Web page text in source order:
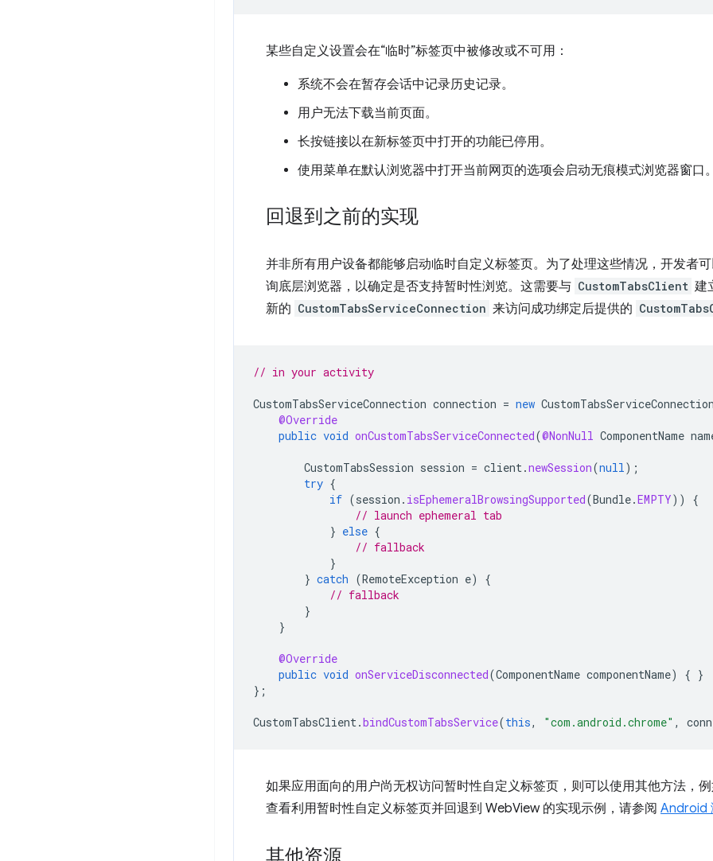
某些自定义设置会在“临时”标签页中被修改或不可用：
系统不会在暂存会话中记录历史记录。
用户无法下载当前页面。
长按链接以在新标签页中打开的功能已停用。
使用菜单在默认浏览器中打开当前网页的选项会启动无痕模式浏览器窗口
回退到之前的实现
并非所有用户设备都能够启动临时自定义标签页。为了处理这些情况，开发者
询底层浏览器，以确定是否支持暂时性浏览。这需要与 CustomTabsClient 建
新的 CustomTabsServiceConnection 来访问成功绑定后提供的
// in your activity
CustomTabsServiceConnection connection = new
@Override
public void onCustomTabsServiceConnected(@NonNull ComponentName
CustomTabsSession session = client.newSession(null);
try {
if (session . isEphemeralBrowsingSupported(Bundle.EMPTY))
{
// launch ephemeral tab
} else {
// fallback
}
} catch (RemoteException e)
{
// fallback
}
}
@Override
public void onServiceDisconnected(ComponentName componentName) { }
};
CustomTabsClient.bindCustomTabsService(this, "com.android.chrome" ,
如果应用面向的用户尚无权访问暂时性自定义标签页，则可以使用其他方法，
查看利用暂时性自定义标签页并回退到 WebView 的实现示例，请参阅 Android
其他资源